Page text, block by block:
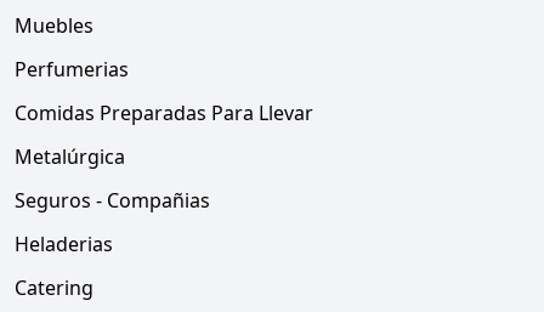
Muebles
Perfumerias
Comidas Preparadas Para Llevar
Metalúrgica
Seguros - Compañias
Heladerias
Catering